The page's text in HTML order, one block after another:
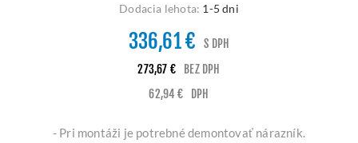
Dodacia lehota: 1-5 dni
336,61 €
S DPH
273,67 €
BEZ DPH
62,94 €
DPH
- Pri montáži je potrebné demontovať nárazník.